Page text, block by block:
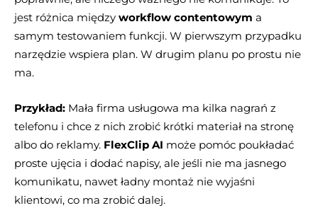
jest różnica między workflow contentowym a
samym testowaniem funkcji. W pierwszym przypadku
narzędzie wspiera plan. W drugim planu po prostu nie
ma.
Przykład: Mała firma usługowa ma kilka nagrań z
telefonu i chce z nich zrobić krótki materiał na stronę
albo do reklamy. FlexClip AI może pomóc poukładać
proste ujęcia i dodać napisy, ale jeśli nie ma jasnego
komunikatu, nawet ładny montaż nie wyjaśni
klientowi, co ma zrobić dalej.